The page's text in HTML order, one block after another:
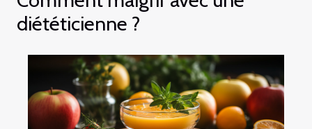
diététicienne ?